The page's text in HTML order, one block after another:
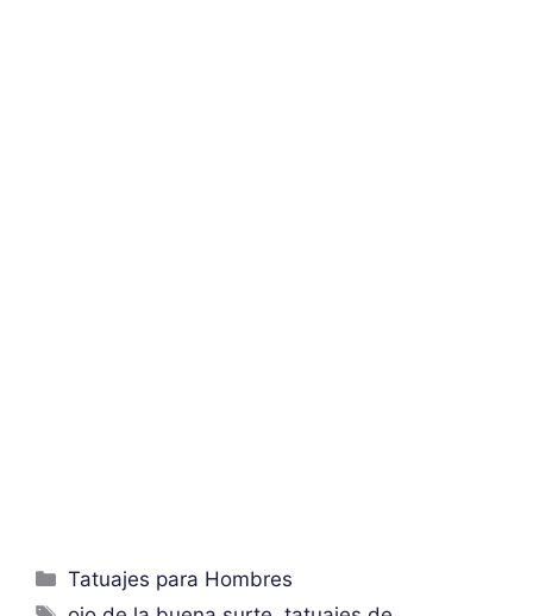
Categorías
Tatuajes para Hombres
Etiquetas